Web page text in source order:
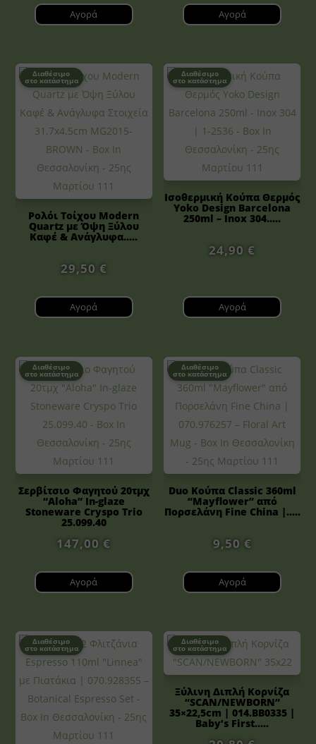
Αγορά Αγορά
Διαθέσιμο
στο κατάστημα
Ρολόι Τοίχου Modern
Quartz με Όψη Ξύλου
Καφέ & Ανάγλυφα.....
29,50 €
Αγορά
Διαθέσιμο
στο κατάστημα
Ισοθερμική Κούπα Θερμός
Yoko Design Barcelona
250ml – Inox 304.....
24,90€
Αγορά
Διαθέσιμο
στο κατάστημα
Σερβίτσιο Φαγητού 20τμχ
“Aloha” In-glaze
Stoneware Cryspo Trio
25.099.40
147,00€
Αγορά
Διαθέσιμο
στο κατάστημα
Duo Κούπα Classic 360ml
“Mayflower” από
Πορσελάνη Fine China |.....
9,50 €
Αγορά
Διαθέσιμο
στο κατάστημα
Διαθέσιμο
στο κατάστημα
Ξύλινη Διπλή Κορνίζα
“SCAN/NEWBORN”
35×22,5cm | 014.BB0335 |
Baby’s First.....